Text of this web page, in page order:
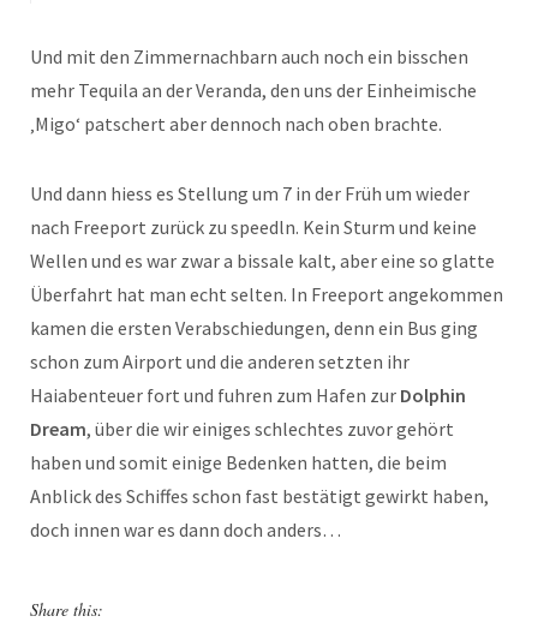
Und mit den Zimmernachbarn auch noch ein bisschen
mehr Tequila an der Veranda, den uns der Einheimische
‚Migo‘ patschert aber dennoch nach oben brachte.
Und dann hiess es Stellung um 7 in der Früh um wieder
nach Freeport zurück zu speedln. Kein Sturm und keine
Wellen und es war zwar a bissale kalt, aber eine so glatte
Überfahrt hat man echt selten. In Freeport angekommen
kamen die ersten Verabschiedungen, denn ein Bus ging
schon zum Airport und die anderen setzten ihr
Haiabenteuer fort und fuhren zum Hafen zur Dolphin
Dream, über die wir einiges schlechtes zuvor gehört
haben und somit einige Bedenken hatten, die beim
Anblick des Schiffes schon fast bestätigt gewirkt haben,
doch innen war es dann doch anders…
Share this: